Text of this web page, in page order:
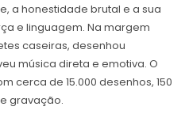
a honestidade brutal e a sua
e linguagem. Na margem
caseiras, desenhou
música direta e emotiva. O
cerca de 15.000 desenhos, 150
gravação.